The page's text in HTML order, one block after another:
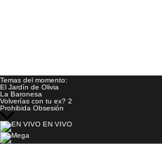
Temas del momento:
El Jardín de Olivia
La Baronesa
Volverías con tu ex? 2
Prohibida Obsesión
EN VIVO